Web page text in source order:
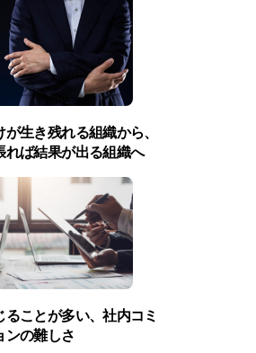
生き残れる組織から、
れば結果が出る組織へ
ることが多い、社内コミ
ンの難しさ